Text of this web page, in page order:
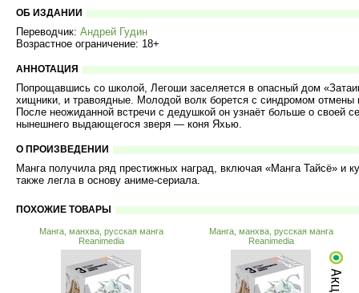
ОБ ИЗДАНИИ
Переводчик: Андрей Гудин
Возрастное ограничение: 18+
АННОТАЦИЯ
Попрощавшись со школой, Легоши заселяется в опасный дом
хищники, и травоядные. Молодой волк борется с синдромом отмены
После неожиданной встречи с дедушкой он узнаёт больше о своей
нынешнего выдающегося зверя — коня Яхью.
О ПРОИЗВЕДЕНИИ
Манга получила ряд престижных наград, включая «Манга Тайсё» и
также легла в основу аниме‑сериала.
ПОХОЖИЕ ТОВАРЫ
Манга, манхва, русская манга
Reanimedia
Манга, манхва, русская манга
Reanimedia